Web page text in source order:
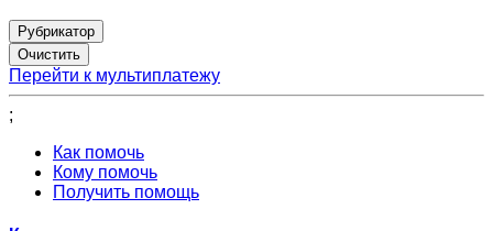
Рубрикатор
Перейти к мультиплатежу
;
Как помочь
Кому помочь
Получить помощь